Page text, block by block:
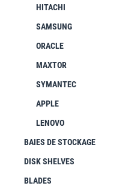
HITACHI
SAMSUNG
ORACLE
MAXTOR
SYMANTEC
APPLE
LENOVO
BAIES DE STOCKAGE
DISK SHELVES
BLADES